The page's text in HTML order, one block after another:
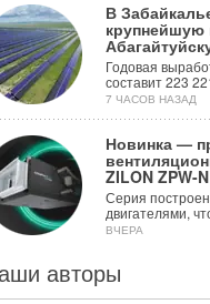
В
крупнейшую
Годовая
составит 223
7 ЧАСОВ НАЗАД
Новинка —
ZILON ZPW-
Серия
двигателями,
ВЧЕРА
Учёные
авторы